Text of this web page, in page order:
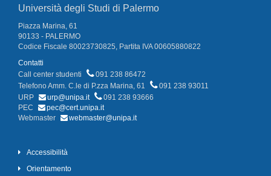
Università degli Studi di Palermo
Piazza Marina, 61
90133 - PALERMO
Codice Fiscale 80023730825, Partita IVA 00605880822
Contatti
Call center studenti
091 238 86472
Telefono Amm. C.le di P.zza Marina, 61
091 238 93011
URP
urp@unipa.it
091 238 93666
PEC
pec@cert.unipa.it
Webmaster
webmaster@unipa.it
Accessibilità
Orientamento